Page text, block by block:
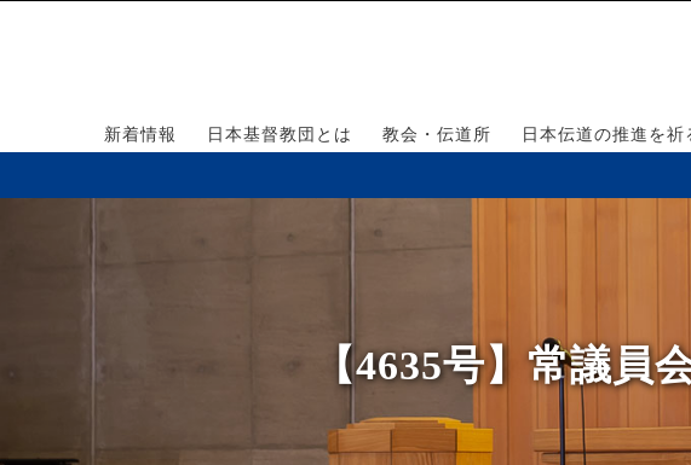
新着情報 日本基督教団とは 教会・伝道所 日本伝道の推進を祈
【4635号】常議